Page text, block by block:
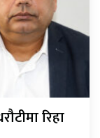
रिहा